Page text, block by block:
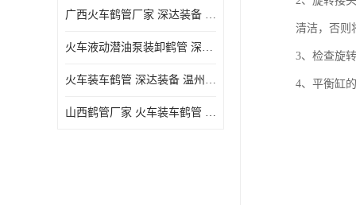
广西火车鹤管厂家 深达装备 火车鹤管系列
火车液动潜油泵装卸鹤管 深达装备 安徽火车鹤管厂家
火车装车鹤管 深达装备 温州鹤管价格
山西鹤管厂家 火车装车鹤管 深达
清洁，否则
3、检查旋
4、平衡缸